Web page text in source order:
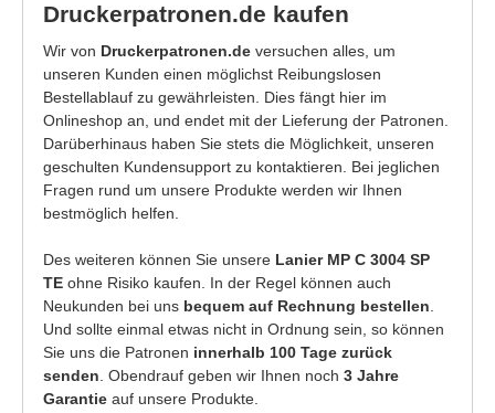
Druckerpatronen.de kaufen
Wir von Druckerpatronen.de versuchen alles, um
unseren Kunden einen möglichst Reibungslosen
Bestellablauf zu gewährleisten. Dies fängt hier im
Onlineshop an, und endet mit der Lieferung der Patronen.
Darüberhinaus haben Sie stets die Möglichkeit, unseren
geschulten Kundensupport zu kontaktieren. Bei jeglichen
Fragen rund um unsere Produkte werden wir Ihnen
bestmöglich helfen.
Des weiteren können Sie unsere Lanier MP C 3004 SP
TE ohne Risiko kaufen. In der Regel können auch
Neukunden bei uns bequem auf Rechnung bestellen
Und sollte einmal etwas nicht in Ordnung sein, so können
Sie uns die Patronen innerhalb 100 Tage zurück
senden . Obendrauf geben wir Ihnen noch 3 Jahre
Garantie auf unsere Produkte.